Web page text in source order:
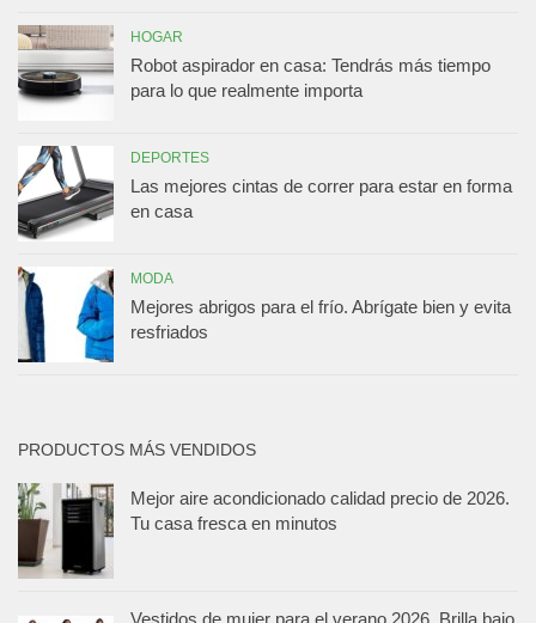
HOGAR
Robot aspirador en casa: Tendrás más tiempo
para lo que realmente importa
DEPORTES
Las mejores cintas de correr para estar en forma
en casa
MODA
Mejores abrigos para el frío. Abrígate bien y evita
resfriados
PRODUCTOS MÁS VENDIDOS
Mejor aire acondicionado calidad precio de 2026.
Tu casa fresca en minutos
Vestidos de mujer para el verano 2026. Brilla bajo